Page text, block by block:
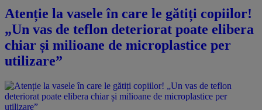
Atenție la vasele în care le gătiți copiilor!
„Un vas de teflon deteriorat poate elibera
chiar și milioane de microplastice per
utilizare”